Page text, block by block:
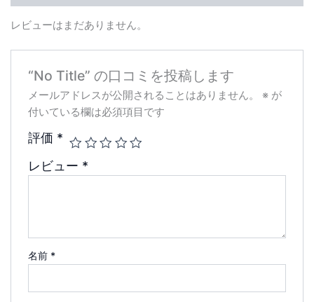
レビューはまだありません。
“No Title” の口コミを投稿します
メールアドレスが公開されることはありません。 ※ が
付いている欄は必須項目です
評価 *
レビュー *
名前 *